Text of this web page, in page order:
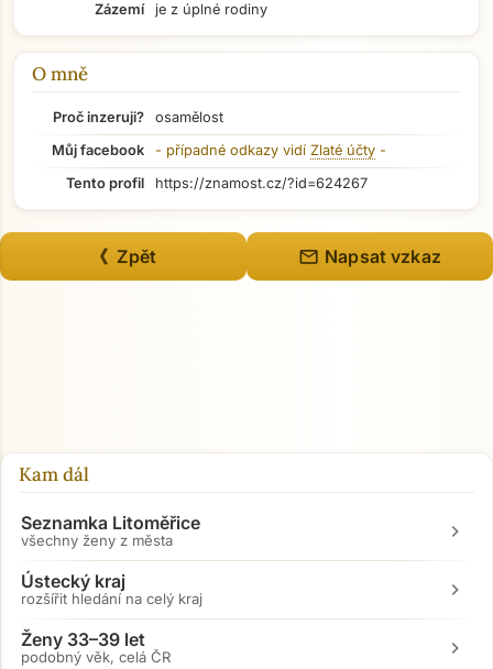
Přejít na hlavní obsah
Zázemí
je z úplné rodiny
O mně
Proč inzeruji?
osamělost
Můj facebook
- případné odkazy vidí Zlaté účty -
Tento profil
https://znamost.cz/?id=624267
《 Zpět mail Napsat vzkaz
Kam dál
Seznamka Litoměřice
všechny ženy z města chevron_right
Ústecký kraj
rozšířit hledání na celý kraj chevron_right
Ženy 33–39 let
podobný věk, celá ČR chevron_right